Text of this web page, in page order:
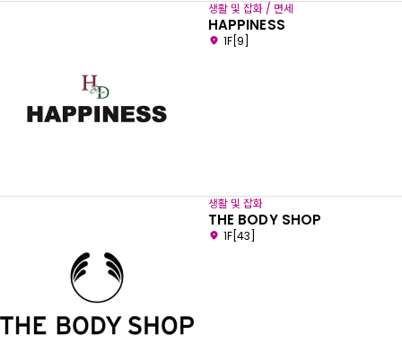
생활 및 잡화 / 면세
HAPPINESS
1F[9]
생활 및 잡화
THE BODY SHOP
1F[43]